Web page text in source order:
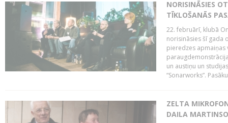
NORISINĀSIES
TĪKLOŠANĀS
22. februārī, klubā
norisināsies šī gada
pieredzes apmaiņas
un austiņu un
“Sonarworks”.
ZELTA
DAILA